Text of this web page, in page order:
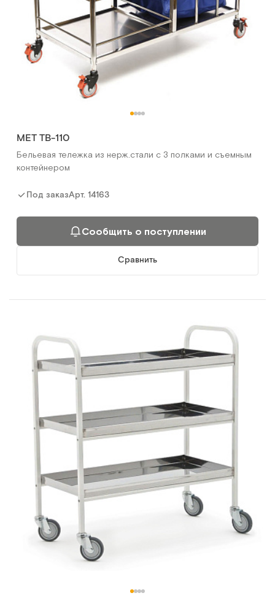
МЕТ ТB-110
Бельевая тележка из нерж.стали с 3 полками и съемным
контейнером
Под заказАрт. 14163
Сообщить о поступлении
Сравнить